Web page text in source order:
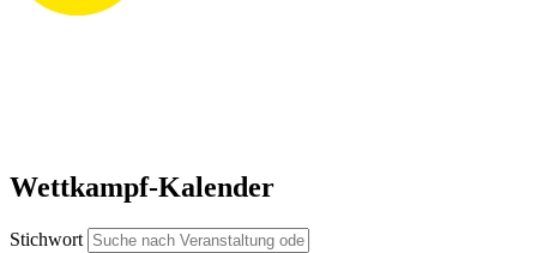
Wettkampf-Kalender
Stichwort